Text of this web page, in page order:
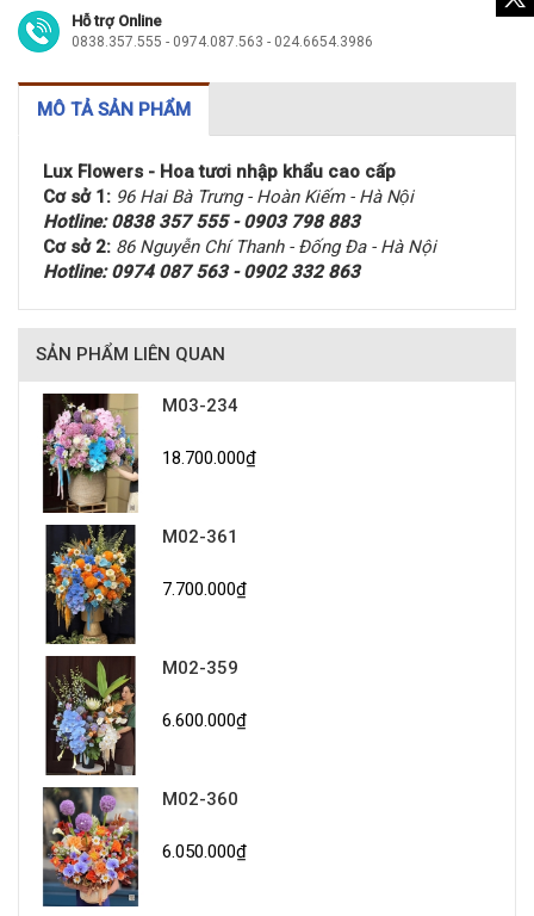
Hỗ trợ Online
0838.357.555 - 0974.087.563 - 024.6654.3986
MÔ TẢ SẢN PHẨM
Lux Flowers - Hoa tươi nhập khẩu cao cấp
Cơ sở 1: 96 Hai Bà Trưng - Hoàn Kiếm - Hà Nội
Hotline: 0838 357 555 - 0903 798 883
Cơ sở 2: 86 Nguyễn Chí Thanh - Đống Đa - Hà Nội
Hotline: 0974 087 563 - 0902 332 863
SẢN PHẨM LIÊN QUAN
M03-234
18.700.000₫
M02-361
7.700.000₫
M02-359
6.600.000₫
M02-360
6.050.000₫